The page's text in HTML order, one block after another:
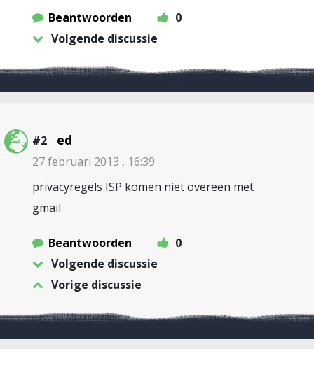
Beantwoorden
0
Volgende discussie
#2 ed
27 februari 2013 , 16:39
privacyregels ISP komen niet overeen met
gmail
Beantwoorden
0
Volgende discussie
Vorige discussie